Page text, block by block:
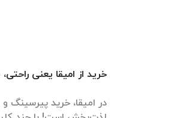
خرید از امیقا یعنی
در امیقا، خرید